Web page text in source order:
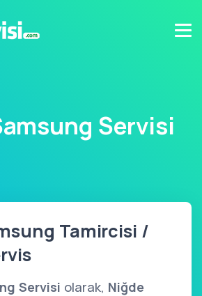
Servisi
Tamircisi /
Servisi olarak, Niğde